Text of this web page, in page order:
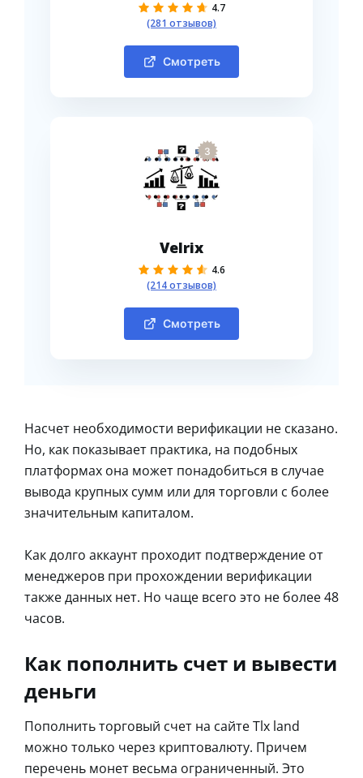
4.7
(281 отзывов)
Смотреть
3
Velrix
4.6
(214 отзывов)
Смотреть
Насчет необходимости верификации не сказано.
Но, как показывает практика, на подобных
платформах она может понадобиться в случае
вывода крупных сумм или для торговли с более
значительным капиталом.
Как долго аккаунт проходит подтверждение от
менеджеров при прохождении верификации
также данных нет. Но чаще всего это не более 48
часов.
Как пополнить счет и вывести
деньги
Пополнить торговый счет на сайте Tlx land
можно только через криптовалюту. Причем
перечень монет весьма ограниченный. Это